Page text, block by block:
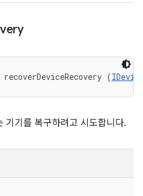
(
기기를 복구하려고 시도합니다.